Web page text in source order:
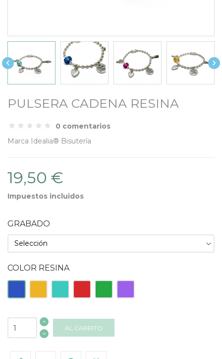
 
PULSERA CADENA RESINA
0 comentarios
Marca Idealia® Bisutería
19,50 €
Impuestos incluidos
GRABADO
COLOR RESINA
Naranja TurquesaRoja Verde Morado
AL CARRITO